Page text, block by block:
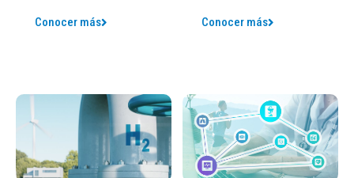
Conocer más Conocer más